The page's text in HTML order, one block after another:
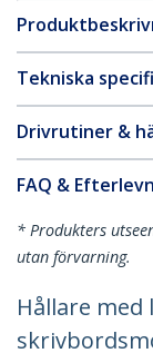
Tekniska
Drivrutiner &
FAQ &
* Produkters
utan förvarning.
Hållare